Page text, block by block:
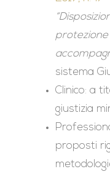
sistema
Clinico: a
giustizia
proposti